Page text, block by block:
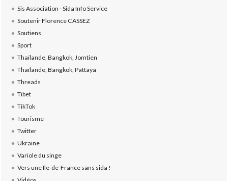
Sis Association - Sida Info Service
Soutenir Florence CASSEZ
Soutiens
Sport
Thaïlande, Bangkok, Jomtien
Thaïlande, Bangkok, Pattaya
Threads
Tibet
TikTok
Tourisme
Twitter
Ukraine
Variole du singe
Vers une Ile-de-France sans sida !